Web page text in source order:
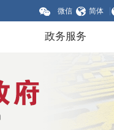
微信 简体
政务服务